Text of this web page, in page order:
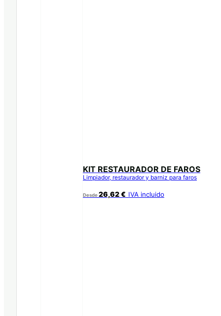
KIT RESTAURADOR DE FAROS
Limpiador, restaurador y barniz para faros
Desde26,62€ IVA incluido